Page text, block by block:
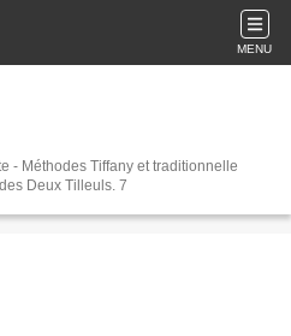
MENU
- Méthodes Tiffany et traditionnelle
4630 Soumagne Rue des Deux Tilleuls. 7